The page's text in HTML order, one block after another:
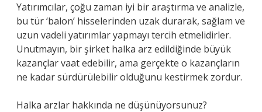
Yatırımcılar, çoğu zaman iyi bir araştırma ve analizle,
bu tür ‘balon’ hisselerinden uzak durarak, sağlam ve
uzun vadeli yatırımlar yapmayı tercih etmelidirler.
Unutmayın, bir şirket halka arz edildiğinde büyük
kazançlar vaat edebilir, ama gerçekte o kazançların
ne kadar sürdürülebilir olduğunu kestirmek zordur.
Halka arzlar hakkında ne düşünüyorsunuz?